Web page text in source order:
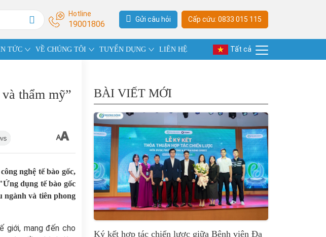
Hotline
19001806 Gửi câu hỏi Cấp cứu: 0833 015 115
TỨC VỀ CHÚNG TÔI TUYỂN DỤNG LIÊN HỆ Tất cả
thẩm mỹ”
nghệ tế bào gốc,
dụng tế bào gốc
ngành và tiên phong
giới, mang đến cho
BÀI VIẾT MỚI
Ký kết hợp tác chiến lược giữa Bệnh viện Đa